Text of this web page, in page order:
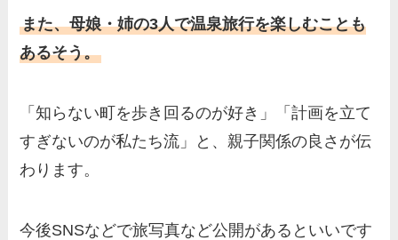
また、母娘・姉の3人で温泉旅行を楽しむことも
あるそう。
「知らない町を歩き回るのが好き」「計画を立て
すぎないのが私たち流」と、親子関係の良さが伝
わります。
今後SNSなどで旅写真など公開があるといいです